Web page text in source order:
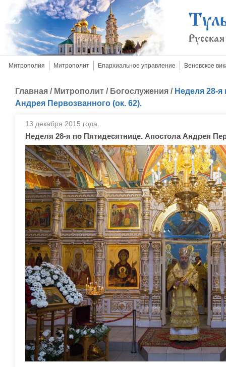
Митрополия Митрополит Епархиальное управление Веневское
Главная / Митрополит / Богослужения / Неделя 28-
Андрея Первозванного (ок. 62).
13 декабря 2015 года.
Неделя 28-я по Пятидесятнице. Апостола Андрея